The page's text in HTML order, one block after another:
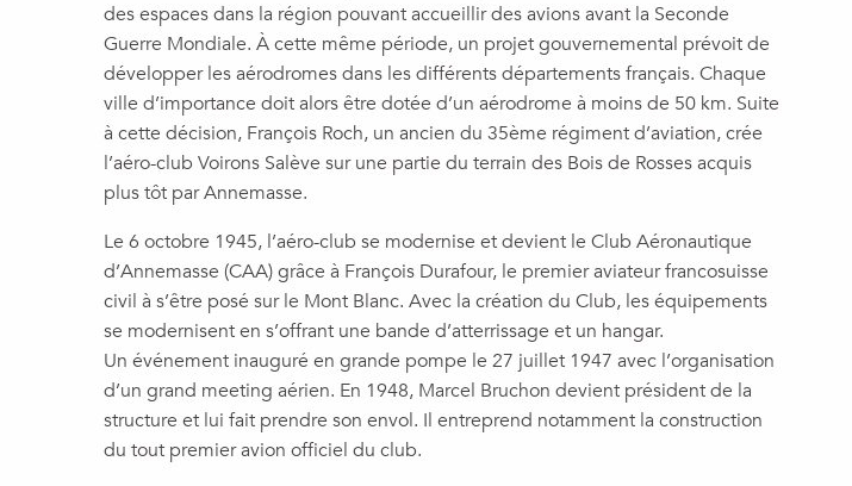
des espaces dans la région pouvant accueillir des avions avant la Seconde
Guerre Mondiale. À cette même période, un projet gouvernemental prévoit de
développer les aérodromes dans les différents départements français. Chaque
ville d’importance doit alors être dotée d’un aérodrome à moins de 50 km. Suite
à cette décision, François Roch, un ancien du 35ème régiment d’aviation, crée
l’aéro-club Voirons Salève sur une partie du terrain des Bois de Rosses acquis
plus tôt par Annemasse.
Le 6 octobre 1945, l’aéro-club se modernise et devient le Club Aéronautique
d’Annemasse (CAA) grâce à François Durafour, le premier aviateur francosuisse
civil à s’être posé sur le Mont Blanc. Avec la création du Club, les équipements
se modernisent en s’offrant une bande d’atterrissage et un hangar.
Un événement inauguré en grande pompe le 27 juillet 1947 avec l’organisation
d’un grand meeting aérien. En 1948, Marcel Bruchon devient président de la
structure et lui fait prendre son envol. Il entreprend notamment la construction
du tout premier avion officiel du club.